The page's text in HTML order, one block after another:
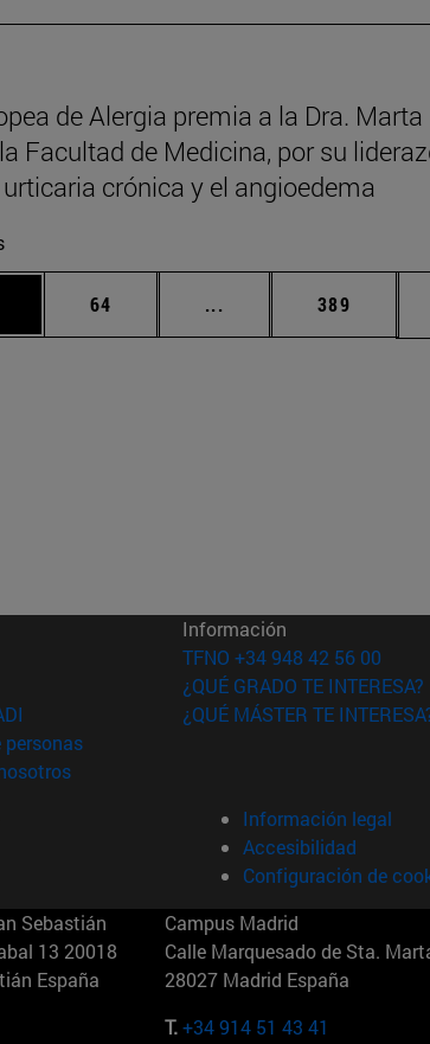
de Alergia premia a la Dra. Marta
Facultad de Medicina, por su
crónica y el angioedema
para desplazarse.
Página
64 ... Páginas intermedias
Página
389
en nueva ventana)
en nueva ventana)
(abre en nueva ventana)
personas(abre en nueva ventana)
(abre en nueva ventana)
Información
TFNO +34 948 42 56 00
¿QUÉ GRADO TE INTERESA?
¿QUÉ MÁSTER TE
Información legal
Accesibilidad
Configuración de
Sebastián
13 20018
España
Campus Madrid
Calle Marquesado de Sta.
28027 Madrid España
T.+34 914 51 43 41